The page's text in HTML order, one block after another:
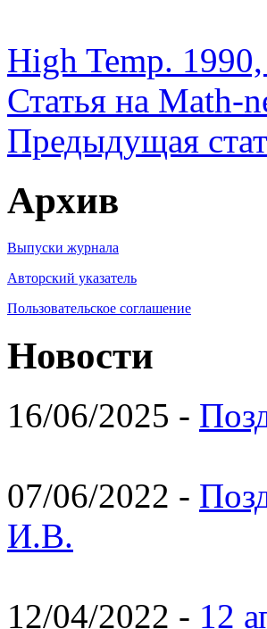
High Temp.
Статья на Math-
Предыдущая
Архив
Выпуски журнала
Авторский указатель
Пользовательское соглашение
Новости
16/06/2025 -
07/06/2022 -
И.В.
12/04/2022 - 12